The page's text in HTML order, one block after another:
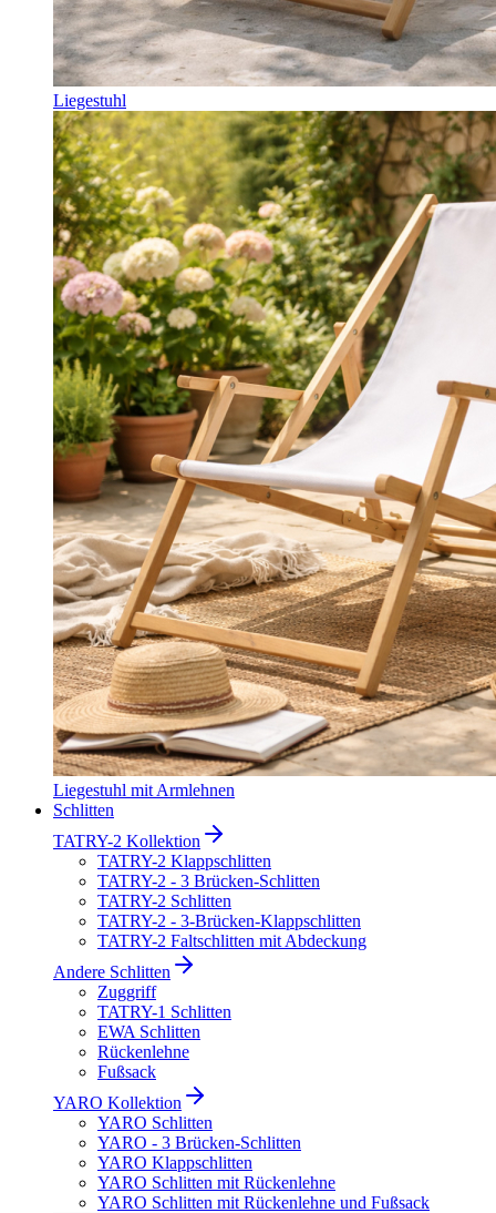
Liegestuhl
Liegestuhl mit Armlehnen
Schlitten
TATRY-2 Kollektion
TATRY-2 Klappschlitten
TATRY-2 - 3 Brücken-Schlitten
TATRY-2 Schlitten
TATRY-2 - 3-Brücken-Klappschlitten
TATRY-2 Faltschlitten mit Abdeckung
Andere Schlitten
Zuggriff
TATRY-1 Schlitten
EWA Schlitten
Rückenlehne
Fußsack
YARO Kollektion
YARO Schlitten
YARO - 3 Brücken-Schlitten
YARO Klappschlitten
YARO Schlitten mit Rückenlehne
YARO Schlitten mit Rückenlehne und Fußsack